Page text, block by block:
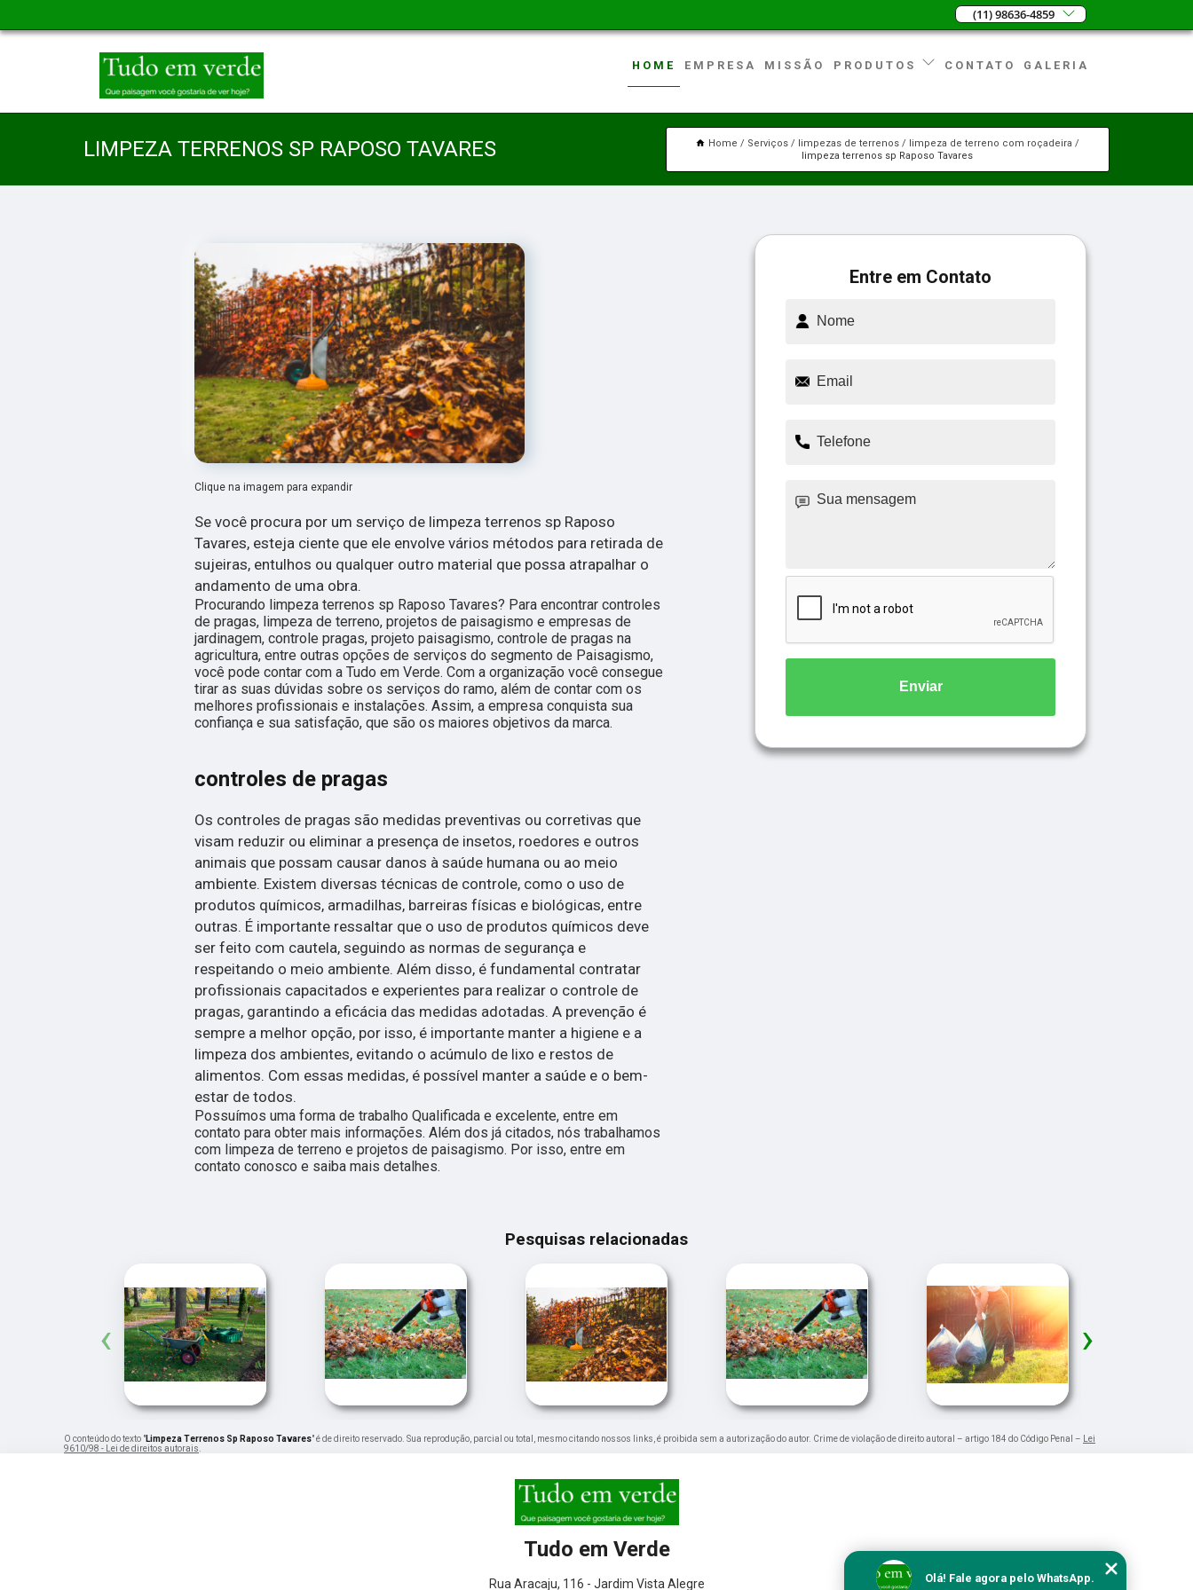
(11) 98636-4859
HOME EMPRESA MISSÃO PRODUTOS CONTATO GALERIA
LIMPEZA TERRENOS SP RAPOSO TAVARES Home Serviços limpezas de terrenos
limpeza de terreno com roçadeira
limpeza terrenos sp Raposo Tavares
Clique na imagem para expandir
Se você procura por um serviço de limpeza terrenos sp Raposo
Tavares, esteja ciente que ele envolve vários métodos para retirada de
sujeiras, entulhos ou qualquer outro material que possa atrapalhar o
andamento de uma obra.
Procurando limpeza terrenos sp Raposo Tavares? Para encontrar controles
de pragas, limpeza de terreno, projetos de paisagismo e empresas de
jardinagem, controle pragas, projeto paisagismo, controle de pragas na
agricultura, entre outras opções de serviços do segmento de Paisagismo,
você pode contar com a Tudo em Verde. Com a organização você consegue
tirar as suas dúvidas sobre os serviços do ramo, além de contar com os
melhores profissionais e instalações. Assim, a empresa conquista sua
confiança e sua satisfação, que são os maiores objetivos da marca.
controles de pragas
Os controles de pragas são medidas preventivas ou corretivas que
visam reduzir ou eliminar a presença de insetos, roedores e outros
animais que possam causar danos à saúde humana ou ao meio
ambiente. Existem diversas técnicas de controle, como o uso de
produtos químicos, armadilhas, barreiras físicas e biológicas, entre
outras. É importante ressaltar que o uso de produtos químicos deve
ser feito com cautela, seguindo as normas de segurança e
respeitando o meio ambiente. Além disso, é fundamental contratar
profissionais capacitados e experientes para realizar o controle de
pragas, garantindo a eficácia das medidas adotadas. A prevenção é
sempre a melhor opção, por isso, é importante manter a higiene e a
limpeza dos ambientes, evitando o acúmulo de lixo e restos de
alimentos. Com essas medidas, é possível manter a saúde e o bem-
estar de todos.
Possuímos uma forma de trabalho Qualificada e excelente, entre em
contato para obter mais informações. Além dos já citados, nós trabalhamos
com limpeza de terreno e projetos de paisagismo. Por isso, entre em
contato conosco e saiba mais detalhes.
Entre em Contato
Enviar
Pesquisas relacionadas
‹ ›
O conteúdo do texto "Limpeza Terrenos Sp Raposo Tavares" é de direito reservado. Sua reprodução, parcial ou total, mesmo citando nossos links, é proibida sem a autorização do autor. Crime de violação de direito autoral – artigo 184 do Código Penal –
Lei
9610/98 - Lei de direitos autorais
Tudo em Verde
Rua Aracaju, 116 - Jardim Vista Alegre Olá! Fale agora pelo WhatsApp.